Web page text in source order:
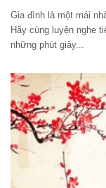
Gia đình là một mái
Hãy cùng luyện nghe
những phút giây...